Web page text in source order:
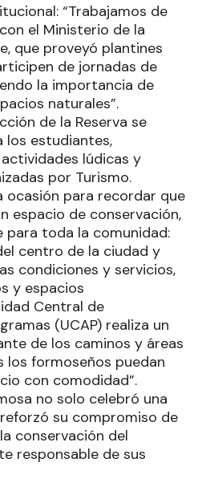
“Trabajamos de
el Ministerio de la
que proveyó plantines
de jornadas de
la importancia de
naturales”.
de la Reserva se
los estudiantes,
lúdicas y
por Turismo.
ocasión para recordar que
espacio de conservación,
para toda la comunidad:
centro de la ciudad y
condiciones y servicios,
y espacios
Central de
(UCAP) realiza un
de los caminos y áreas
formoseños puedan
con comodidad”.
no solo celebró una
su compromiso de
conservación del
responsable de sus